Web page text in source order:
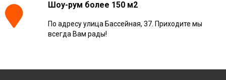
Шоу-рум более 150 м2
По адресу улица Бассейная, 37. Приходите мы
всегда Вам рады!